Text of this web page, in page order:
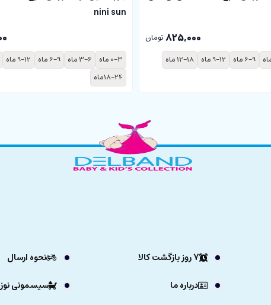
825,000 تومان
6-9 ماه 9-12 ماه
12-18 ماه
nini sun
0-3 ماه
3-6 ماه 6-9 ماه 9-12 ماه
18-24ماه
7 روز بازگشت کالا
نحوه ارسال
درباره ما
سیسمونی